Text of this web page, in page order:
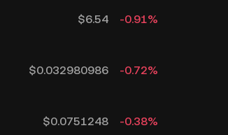
$6.54 -0.91%
$0.032980986 -0.72%
$0.0751248 -0.38%